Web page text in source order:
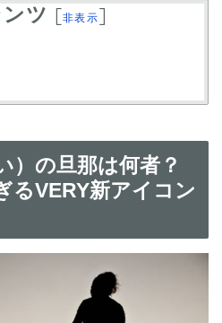
ツ [非表示]
）の旦那は何者？
るVERY新アイコン